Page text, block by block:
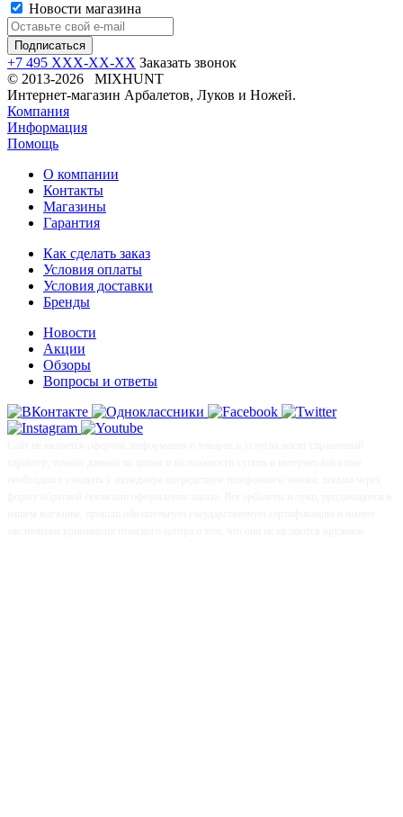
Новости магазина
+7 495 XXX-XX-XX Заказать звонок
© 2013-2026 MIXHUNT
Интернет-магазин Арбалетов, Луков и Ножей.
Компания
Информация
Помощь
О компании
Контакты
Магазины
Гарантия
Как сделать заказ
Условия оплаты
Условия доставки
Бренды
Новости
Акции
Обзоры
Вопросы и ответы